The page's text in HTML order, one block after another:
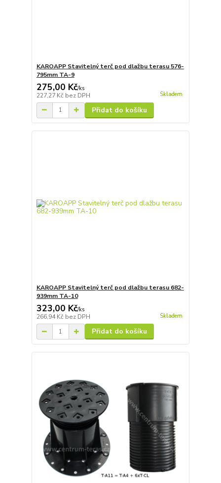
KAROAPP Stavitelný terč pod dlažbu terasu 576-
795mm TA-9
275,00 Kč/ks
227,27 Kč bez DPH Skladem
Přidat do košíku
KAROAPP Stavitelný terč pod dlažbu terasu 682-
939mm TA-10
323,00 Kč/ks
266,94 Kč bez DPH Skladem
Přidat do košíku